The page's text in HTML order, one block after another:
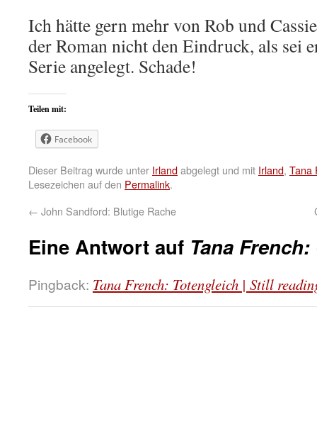
Ich hätte gern mehr von Rob und
der Roman nicht den Eindruck, als sei
Serie angelegt. Schade!
Teilen mit:
Facebook
Dieser Beitrag wurde unter Irlandabgelegt und mit Irland, Tana
Lesezeichen auf den Permalink.
← John Sandford: Blutige Rache
Eine Antwort auf Tana
Pingback: Tana French: Totengleich | Still